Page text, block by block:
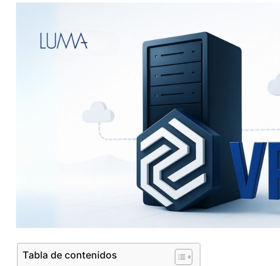
Tabla de contenidos